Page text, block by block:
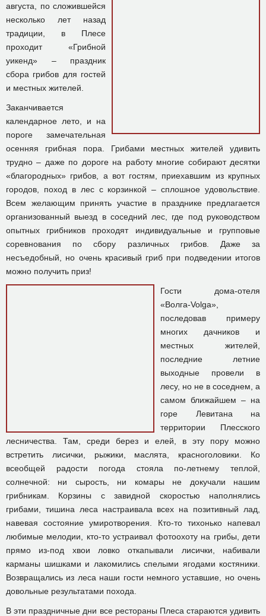
августа, по сложившейся
несколько лет назад
традиции, в Плесе
проходит «Грибной
уикенд» – праздник
сбора грибов для гостей
и местных жителей.
Заканчивается
календарное лето, и на
пороге замечательная
осенняя грибная пора. Грибами местных жителей удивить
трудно – даже по дороге на работу многие собирают десятки
«благородных» грибов, а вот гостям, приехавшим из крупных
городов, поход в лес с корзинкой – сплошное удовольствие.
Всем желающим принять участие в празднике предлагается
организованный выезд в соседний лес, где под руководством
опытных грибников проходят индивидуальные и групповые
соревнования по сбору различных грибов. Даже за
несъедобный, но очень красивый гриб при подведении итогов
можно получить приз!
Гости дома-отеля
«Волга-Volga»,
последовав примеру
многих дачников и
местных жителей,
последние летние
выходные провели в
лесу, но не в соседнем, а
самом ближайшем – на
горе Левитана на
территории Плесского
лесничества. Там, среди берез и елей, в эту пору можно
встретить лисички, рыжики, маслята, красноголовики. Ко
всеобщей радости погода стояла по-летнему теплой,
солнечной: ни сырость, ни комары не докучали нашим
грибникам. Корзины с завидной скоростью наполнялись
грибами, тишина леса настраивала всех на позитивный лад,
навевая состояние умиротворения. Кто-то тихонько напевал
любимые мелодии, кто-то устраивал фотоохоту на грибы, дети
прямо из-под хвои ловко откапывали лисички, набивали
карманы шишками и лакомились спелыми ягодами костяники.
Возвращались из леса наши гости немного уставшие, но очень
довольные результатами похода.
В эти праздничные дни все рестораны Плеса стараются удивить